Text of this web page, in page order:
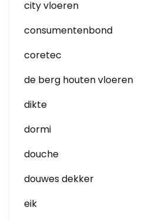
city vloeren
consumentenbond
coretec
de berg houten vloeren
dikte
dormi
douche
douwes dekker
eik